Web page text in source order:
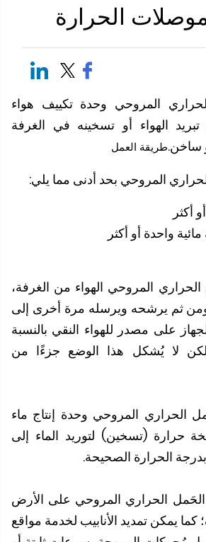
الحرارة
المروحي وحدة تكييف هواء
أو تسخينه في الغرفة
طريقة العمل
المروحي بحد أدنى مما يلي:
واحدة أو أكثر
المروحي الهواء من الغرفة،
يرشحه ويرسله مرة أخرى إلى
مصدر للهواء النقي بالنسبة
يُشكل هذا الوضع جزءًا من
المروحي وحدة إنتاج ماء
(تسخين) لتوريد الماء إلى
الحرارة الصحيحة.
الحراري المروحي على الأرض
تمديد الأنابيب لخدمة مواقع